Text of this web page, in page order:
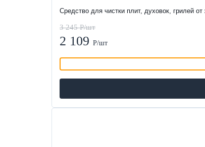
Средство для чистки плит, духовок, грилей
3 245 Р/шт
2 109 Р/шт